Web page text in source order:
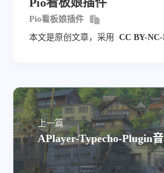
Pio看板娘插件
本文是原创文章，采用
CC BY-
上一篇
APlayer-Typecho-Plugin